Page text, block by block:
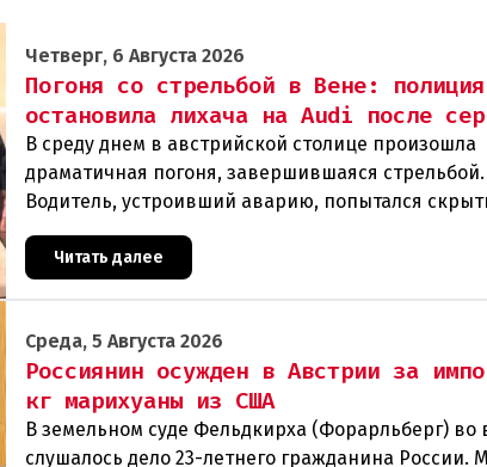
Четверг, 6 Августа 2026
Погоня со стрельбой в Вене: полиция
остановила лихача на Audi после
В среду днем в австрийской столице произошла
драматичная погоня, завершившаяся стрельбой.
Водитель, устроивший аварию, попытался
полиции, спровоцировав несколько новых
столкновений.Что слу
Читать далее
Среда, 5 Августа 2026
Россиянин осужден в Австрии за
кг марихуаны из США
В земельном суде Фельдкирха (Форарльберг) во
слушалось дело 23-летнего гражданина России.